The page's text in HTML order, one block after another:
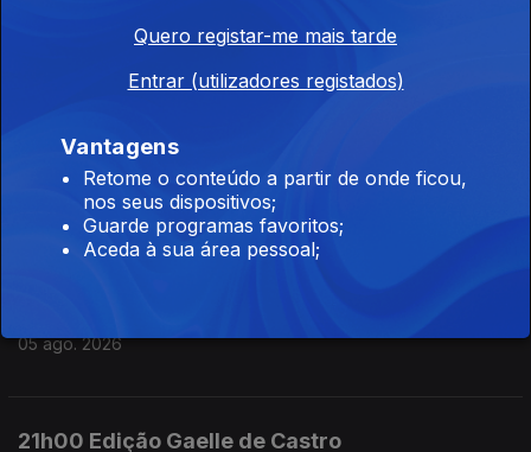
00h00 Edição Gaelle de Castro
23h00 Edição Gaelle de Castro
05 ago. 2026
05 ago. 2026
21h00 Edição Gaelle de Castro
Quero registar-me mais tarde
Entrar (utilizadores registados)
Vantagens
Retome o conteúdo a partir de onde ficou,
nos seus dispositivos;
Guarde programas favoritos;
Aceda à sua área pessoal;